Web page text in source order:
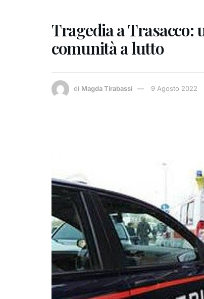
Tragedia a Trasacco:
comunità a lutto
di Magda Tirabassi 9 Agosto 2022